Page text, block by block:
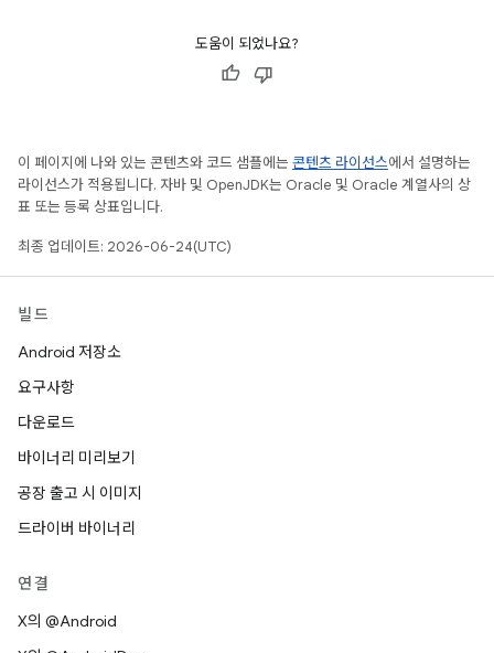
도움이 되었나요?
이 페이지에 나와 있는 콘텐츠와 코드 샘플에는 콘텐츠 라이선스에서 설명하는
라이선스가 적용됩니다. 자바 및 OpenJDK는 Oracle 및 Oracle 계열사의 상
표 또는 등록 상표입니다.
최종 업데이트: 2026-06-24(UTC)
빌드
Android 저장소
요구사항
다운로드
바이너리 미리보기
공장 출고 시 이미지
드라이버 바이너리
연결
X의 @Android